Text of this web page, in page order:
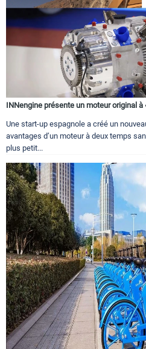
INNengine présente un moteur original à
Une start-up espagnole a créé un
avantages d’un moteur à deux temps
plus petit...